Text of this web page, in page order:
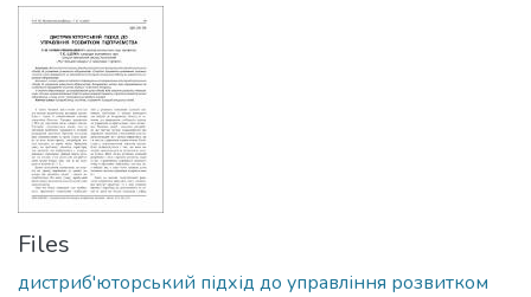
Files
дистриб'юторський підхід до управління розвитком